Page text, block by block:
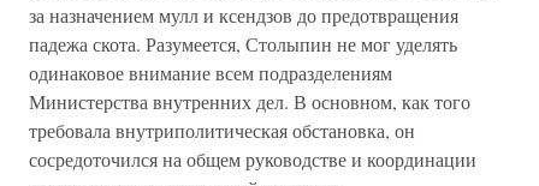
за назначением мулл и ксендзов до предотвращения
падежа скота. Разумеется, Столыпин не мог уделять
одинаковое внимание всем подразделениям
Министерства внутренних дел. В основном, как того
требовала внутриполитическая обстановка, он
сосредоточился на общем руководстве и координации